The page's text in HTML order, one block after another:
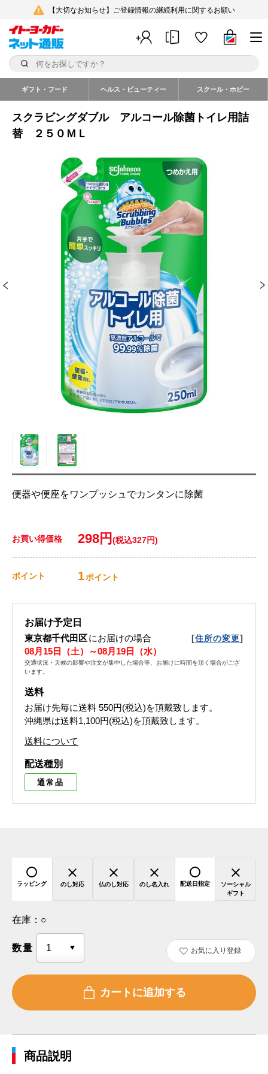
【大切なお知らせ】ご登録情報の継続利用に関するお願い
ギフト・フード ヘルス・ビューティー スクール・ホビー
スクラビングダブル アルコール除菌トイレ用詰
替 ２５０ＭＬ
便器や便座をワンプッシュでカンタンに除菌
お買い得価格 298円 (税込327円)
ポイント 1ポイント
お届け予定日
東京都千代田区にお届けの場合 [住所の変更]
08月15日（土）～08月19日（水）
交通状況・天候の影響や注文が集中した場合等、お届けに時間を頂く場合がござ
います。
送料
お届け先毎に送料 550円(税込)を頂戴致します。
沖縄県は送料1,100円(税込)を頂戴致します。
送料について
配送種別
通常品
ラッピング のし対応 仏のし対応 のし名入れ 配送日指定
ソーシャル
ギフト
在庫： ○
数量 お気に入り登録
商品説明